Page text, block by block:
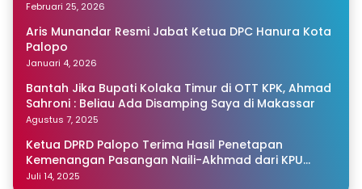
Februari 25, 2026
Aris Munandar Resmi Jabat Ketua DPC Hanura Kota
Palopo
Januari 4, 2026
Bantah Jika Bupati Kolaka Timur di OTT KPK, Ahmad
Sahroni : Beliau Ada Disamping Saya di Makassar
Agustus 7, 2025
Ketua DPRD Palopo Terima Hasil Penetapan
Kemenangan Pasangan Naili-Akhmad dari KPU
Sulsel
Juli 14, 2025